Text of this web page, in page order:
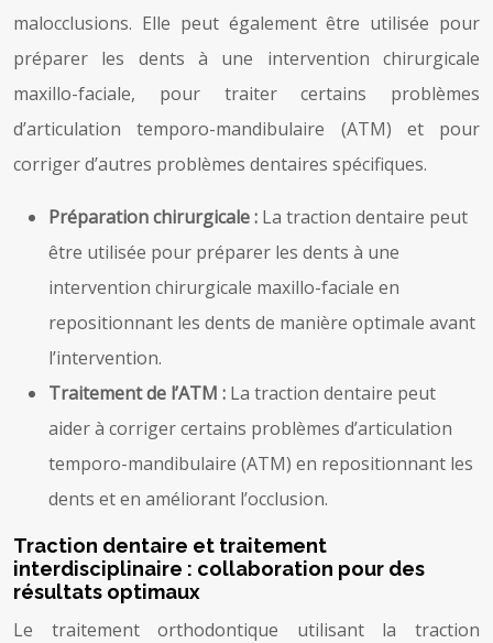
malocclusions. Elle peut également être utilisée pour
préparer les dents à une intervention chirurgicale
maxillo-faciale, pour traiter certains problèmes
d’articulation temporo-mandibulaire (ATM) et pour
corriger d’autres problèmes dentaires spécifiques.
Préparation chirurgicale : La traction dentaire peut
être utilisée pour préparer les dents à une
intervention chirurgicale maxillo-faciale en
repositionnant les dents de manière optimale avant
l’intervention.
Traitement de l’ATM : La traction dentaire peut
aider à corriger certains problèmes d’articulation
temporo-mandibulaire (ATM) en repositionnant les
dents et en améliorant l’occlusion.
Traction dentaire et traitement
interdisciplinaire : collaboration pour des
résultats optimaux
Le traitement orthodontique utilisant la traction